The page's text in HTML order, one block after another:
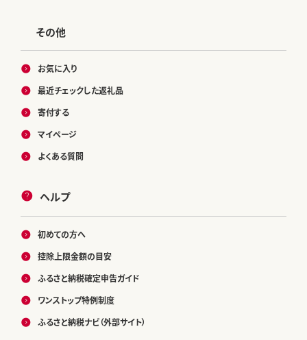
その他
お気に入り
最近チェックした返礼品
寄付する
マイページ
よくある質問
ヘルプ
初めての方へ
控除上限金額の目安
ふるさと納税確定申告ガイド
ワンストップ特例制度
ふるさと納税ナビ（外部サイト）